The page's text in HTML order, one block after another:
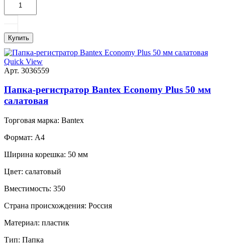
Купить
Quick View
Арт. 3036559
Папка-регистратор Bantex Economy Plus 50 мм
салатовая
Торговая марка: Bantex
Формат: A4
Ширина корешка: 50 мм
Цвет: салатовый
Вместимость: 350
Страна происхождения: Россия
Материал: пластик
Тип: Папка